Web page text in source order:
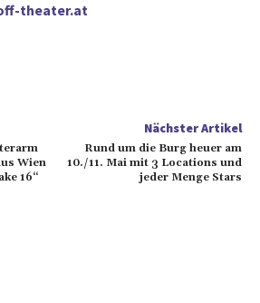
theater.at
Wien
16“
Nächster Artikel
Rund um die Burg heuer am
10./11. Mai mit 3 Locations und
jeder Menge Stars